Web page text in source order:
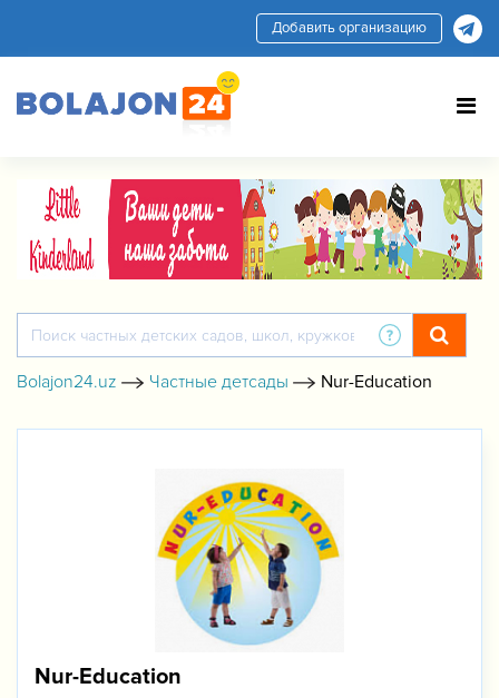
Добавить организацию
Bolajon24.uz Частные детсады Nur-Education
Nur-Education